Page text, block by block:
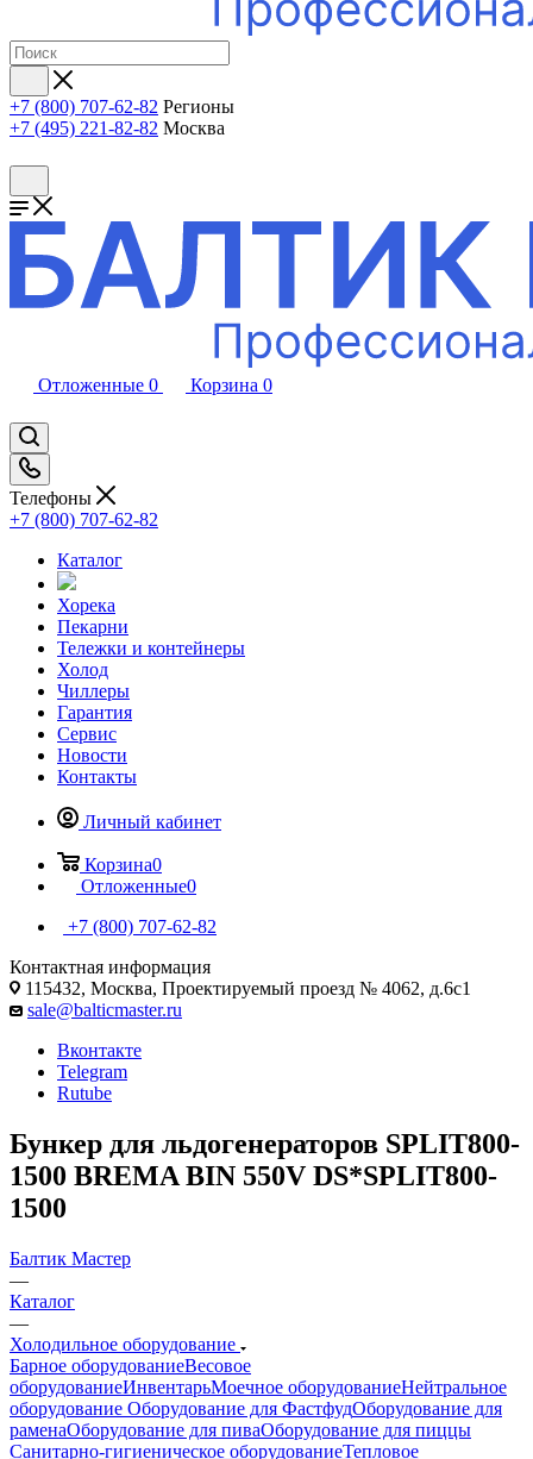
+7 (800) 707-62-82 Регионы
+7 (495) 221-82-82 Москва
Отложенные 0 Корзина 0
Телефоны
+7 (800) 707-62-82
Каталог
Хорека
Пекарни
Тележки и контейнеры
Холод
Чиллеры
Гарантия
Сервис
Новости
Контакты
Личный кабинет
Корзина0
Отложенные0
+7 (800) 707-62-82
Контактная информация
115432, Москва, Проектируемый проезд № 4062, д.6с1
sale@balticmaster.ru
Вконтакте
Telegram
Rutube
Бункер для льдогенераторов SPLIT800-
1500 BREMA BIN 550V DS*SPLIT800-
1500
Балтик Мастер
—
Каталог
—
Холодильное оборудование
Барное оборудованиеВесовое
оборудованиеИнвентарьМоечное оборудованиеНейтральное
оборудование Оборудование для ФастфудОборудование для
раменаОборудование для пиваОборудование для пиццы
Санитарно-гигиеническое оборудованиеТепловое